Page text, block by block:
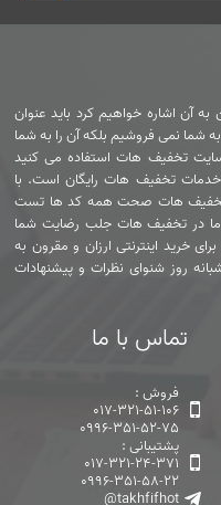
آن اشاره خواهیم کرد باید عنوان
شما نمی فروشیم بلکه آن را به شما
تخفیف هات استفاده می کنید
تخفیف هات رایگان است. با
تخفیف هات صحت همه کد ها تست
در تخفیف هات جلب رضایت شما
خرید اینترنتی ارزان و مقرون به
روز شنوای نظرات و پیشنهادات
تماس با ما
فروش :
017-321-51-106
0996-351-52-75
پشتیبانی :
017-321-24-371
0996-351-58-22
@takhfifhot